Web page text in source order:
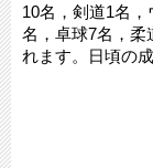
10名，剣道1名
名，卓球7名，柔
れます。日頃の